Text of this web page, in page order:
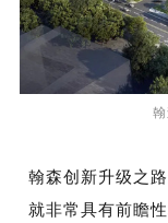
翰森创新升级之
就非常具有前瞻